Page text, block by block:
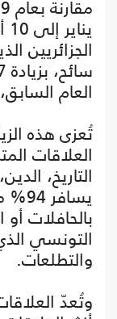
العام السابق، و26% مقارنة
تُعزى هذه
العلاقات
التاريخ،
بالحافلات
التونسي
والتطلعات.
وتُعدّ